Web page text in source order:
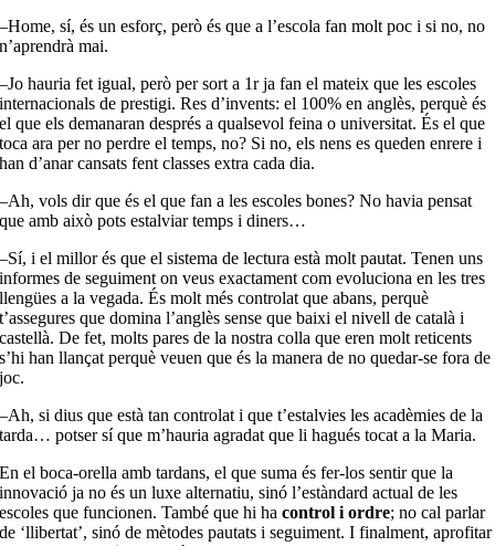
–Home, sí, és un esforç, però és que a l’escola fan molt poc i si no, no
n’aprendrà mai.
–Jo hauria fet igual, però per sort a 1r ja fan el mateix que les escoles
internacionals de prestigi. Res d’invents: el 100% en anglès, perquè és
el que els demanaran després a qualsevol feina o universitat. És el que
toca ara per no perdre el temps, no? Si no, els nens es queden enrere i
han d’anar cansats fent classes extra cada dia.
–Ah, vols dir que és el que fan a les escoles bones? No havia pensat
que amb això pots estalviar temps i diners…
–Sí, i el millor és que el sistema de lectura està molt pautat. Tenen uns
informes de seguiment on veus exactament com evoluciona en les tres
llengües a la vegada. És molt més controlat que abans, perquè
t’assegures que domina l’anglès sense que baixi el nivell de català i
castellà. De fet, molts pares de la nostra colla que eren molt reticents
s’hi han llançat perquè veuen que és la manera de no quedar-se fora de
joc.
–Ah, si dius que està tan controlat i que t’estalvies les acadèmies de la
tarda… potser sí que m’hauria agradat que li hagués tocat a la Maria.
En el boca-orella amb tardans, el que suma és fer-los sentir que la
innovació ja no és un luxe alternatiu, sinó l’estàndard actual de les
escoles que funcionen. També que hi hacontrol i ordre; no cal parlar
de ‘llibertat’, sinó de mètodes pautats i seguiment. I finalment, aprofitar